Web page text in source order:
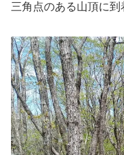
三角点のある山頂に